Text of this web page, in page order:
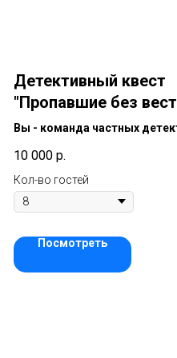
Детективный квест
"Пропавшие без
Вы - команда частных
закрытому делу о
пропаже человека.
10 000 р.
Кол-во гостей
Посмотреть